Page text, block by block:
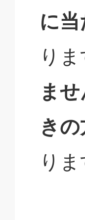
に
り
ま
き
りま